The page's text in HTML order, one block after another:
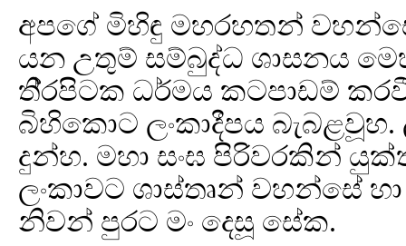
අපගේ මිහිඳු මහරහතන්
යන උතුම් සම්බුද්ධ ශාසනය
ති‍්‍රපිටක ධර්මය කටපාඩම්
බිහිකොට ලංකාදීපය
දුන්හ. මහා සංඝ පිරිවරකින්
ලංකාවට ශාස්තෘන් වහන්සේ
නිවන් පුරට මං දෙසූ සේක.